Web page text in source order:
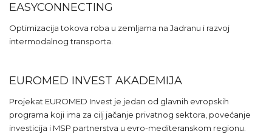
EASYCONNECTING
Optimizacija tokova roba u zemljama na Jadranu i razvoj
intermodalnog transporta.
EUROMED INVEST AKADEMIJA
Projekat EUROMED Invest je jedan od glavnih evropskih
programa koji ima za cilj jačanje privatnog sektora, povećanje
investicija i MSP partnerstva u evro-mediteranskom regionu.